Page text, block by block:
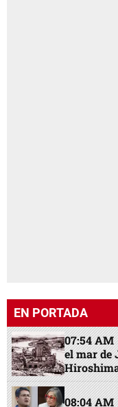
EN PORTADA
07:54 AM
el mar de
08:04 AM